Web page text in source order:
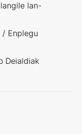
lan-
/ Enplegu
Deialdiak